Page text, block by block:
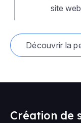
site
Découvrir la
Création de